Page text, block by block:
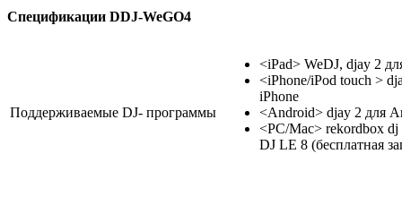
Спецификации DDJ-WeGO4
Поддерживаемые DJ- программы
<iPad> WeDJ, djay 2
<iPhone/iPod touch >
iPhone
<Android> djay 2 для
<PC/Mac> rekordbox dj
DJ LE 8 (бесплатная